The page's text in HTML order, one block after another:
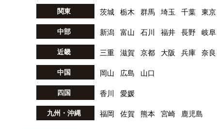
関東 茨城 栃木 群馬 埼玉 千葉 東京
中部 新潟 富山 石川 福井 長野 岐阜
近畿 三重 滋賀 京都 大阪 兵庫 奈良
中国 岡山 広島 山口
四国 香川 愛媛
九州・沖縄 福岡 佐賀 熊本 宮崎 鹿児島